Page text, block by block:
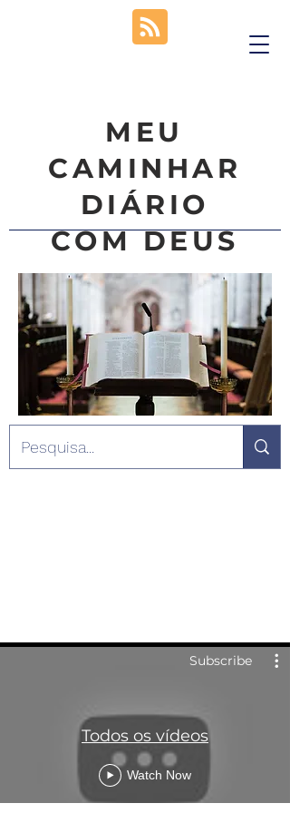
MEU
CAMINHAR
DIÁRIO
COM DEUS
Subscribe
Todos os vídeos
Watch Now